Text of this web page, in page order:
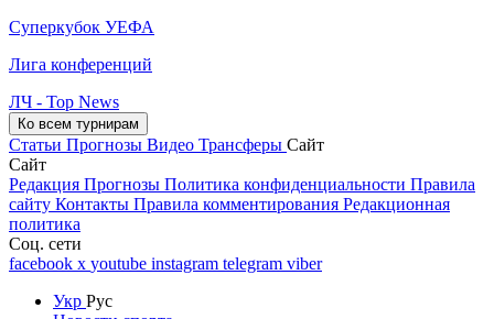
Суперкубок УЕФА
Лига конференций
ЛЧ - Top News
Ко всем турнирам
Статьи Прогнозы Видео Трансферы Сайт
Сайт
Редакция Прогнозы Политика конфиденциальности Правила
сайту Контакты Правила комментирования Редакционная
политика
Соц. сети
facebook x youtube instagram telegram viber
Укр Рус